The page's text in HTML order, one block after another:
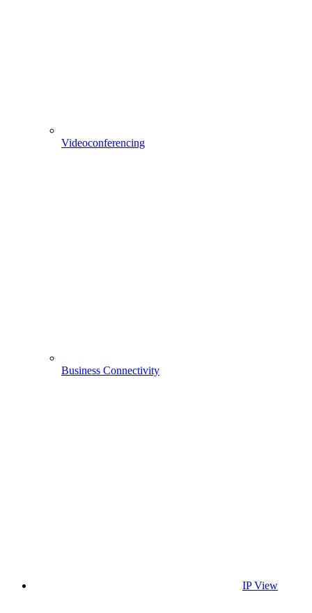
Videoconferencing
Business Connectivity
IP View